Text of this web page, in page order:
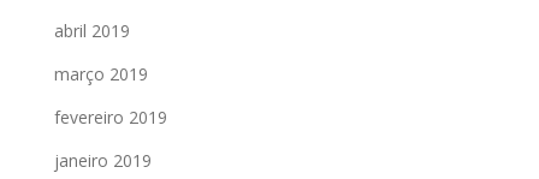
abril 2019
março 2019
fevereiro 2019
janeiro 2019